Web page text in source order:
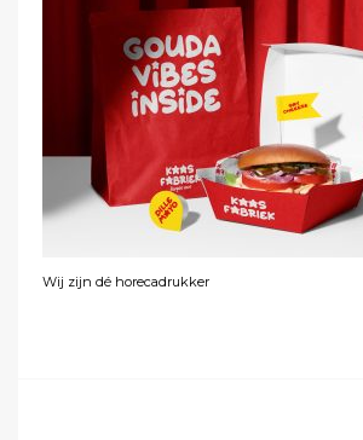
Wij zijn dé horecadrukker